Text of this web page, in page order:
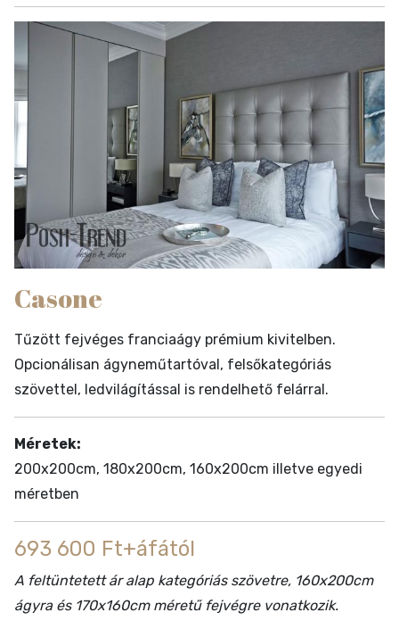
Casone
Tűzött fejvéges franciaágy prémium kivitelben.
Opcionálisan ágyneműtartóval, felsőkategóriás
szövettel, ledvilágítással is rendelhető felárral.
Méretek:
200x200cm, 180x200cm, 160x200cm illetve egyedi
méretben
693 600 Ft+áfától
A feltüntetett ár alap kategóriás szövetre, 160x200cm
ágyra és 170x160cm méretű fejvégre vonatkozik.